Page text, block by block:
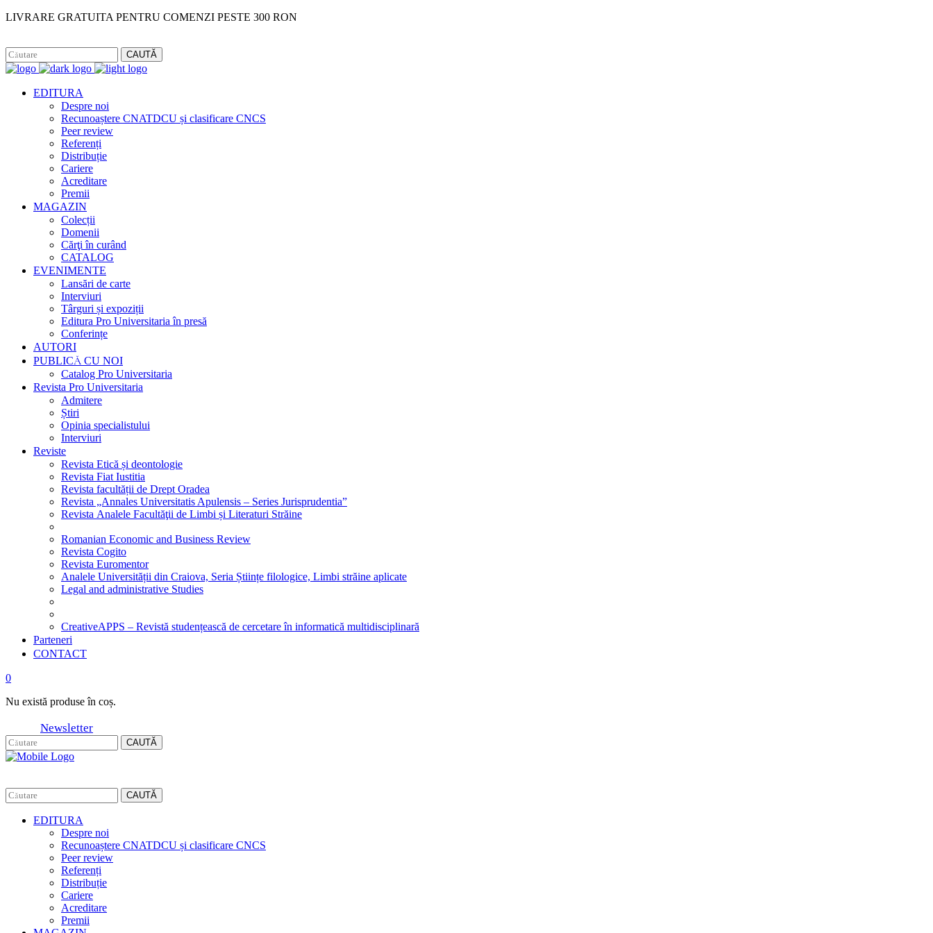
LIVRARE GRATUITA PENTRU COMENZI PESTE 300 RON
CAUTĂ
EDITURA
Despre noi
Recunoaștere CNATDCU și clasificare CNCS
Peer review
Referenți
Distribuție
Cariere
Acreditare
Premii
MAGAZIN
Colecții
Domenii
Cărţi în curând
CATALOG
EVENIMENTE
Lansări de carte
Interviuri
Târguri și expoziții
Editura Pro Universitaria în presă
Conferințe
AUTORI
PUBLICĂ CU NOI
Catalog Pro Universitaria
Revista Pro Universitaria
Admitere
Știri
Opinia specialistului
Interviuri
Reviste
Revista Etică și deontologie
Revista Fiat Iustitia
Revista facultății de Drept Oradea
Revista „Annales Universitatis Apulensis – Series Jurisprudentia”
Revista Analele Facultăţii de Limbi și Literaturi Străine
Romanian Economic and Business Review
Revista Cogito
Revista Euromentor
Analele Universității din Craiova, Seria Științe filologice, Limbi străine aplicate
Legal and administrative Studies
CreativeAPPS – Revistă studențească de cercetare în informatică multidisciplinară
Parteneri
CONTACT
0
Nu există produse în coș.
Newsletter
CAUTĂ
CAUTĂ
EDITURA
Despre noi
Recunoaștere CNATDCU și clasificare CNCS
Peer review
Referenți
Distribuție
Cariere
Acreditare
Premii